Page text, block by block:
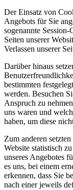
Der Einsatz von
Angebots für Sie
sogenannte
Seiten unserer
Verlassen unserer
Darüber hinaus
bestimmten
werden. Besuchen
Anspruch zu
uns waren und
haben, um diese
Zum anderen
Website statistisch
unseres Angebotes
es uns, bei einem
erkennen, dass Sie
nach einer jeweils